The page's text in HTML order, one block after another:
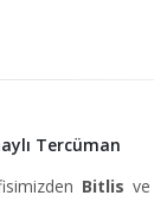
Tercüman
Bitlis